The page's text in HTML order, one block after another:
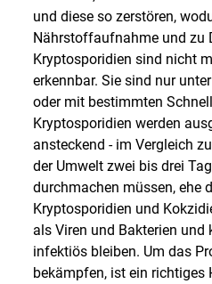
und diese so zerstören,
Nährstoffaufnahme und zu
Kryptosporidien sind nicht
erkennbar. Sie sind nur
oder mit bestimmten
Kryptosporidien werden
ansteckend - im Vergleich
der Umwelt zwei bis drei
durchmachen müssen, ehe
Kryptosporidien und
als Viren und Bakterien und
infektiös bleiben. Um das
bekämpfen, ist ein richtiges